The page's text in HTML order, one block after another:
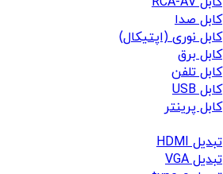
کابل صدا
کابل نوری (اپتیکال)
کابل برق
کابل تلفن
کابل USB
کابل پرینتر
تبدیل HDMI
تبدیل VGA